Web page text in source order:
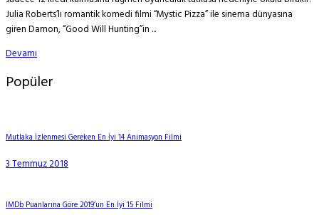
Julia Roberts’lı romantik komedi filmi “Mystic Pizza” ile sinema dünyasına
giren Damon, “Good Will Hunting”in ...
Devamı
Popüler
Mutlaka İzlenmesi Gereken En İyi 14 Animasyon Filmi
3 Temmuz 2018
IMDb Puanlarına Göre 2019’un En İyi 15 Filmi